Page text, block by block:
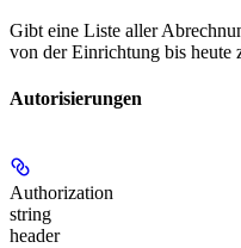
Gibt eine Liste aller
von der Einrichtung bis heute
Autorisierungen
Authorization
string
header